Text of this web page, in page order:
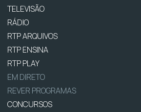
TELEVISÃO
RÁDIO
RTP ARQUIVOS
RTP ENSINA
RTP PLAY
EM DIRETO
REVER PROGRAMAS
CONCURSOS